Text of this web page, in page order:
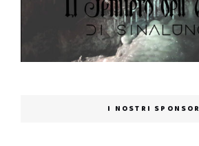
I NOSTRI SPONSOR